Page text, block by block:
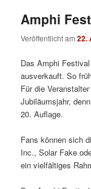
Amphi
Veröffentlicht am22.
Das Amphi
ausverkauft. So
Für die
Jubiläumsjahr,
20. Auflage.
Fans können sich
Inc., Solar Fake
ein vielfältiges